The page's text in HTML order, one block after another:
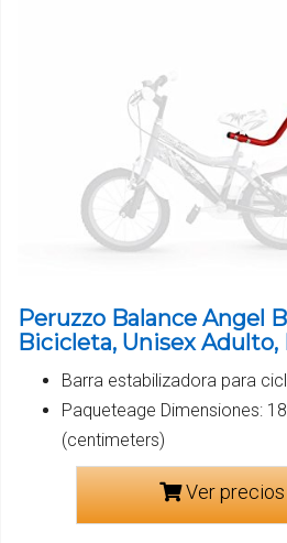
Peruzzo Balance Angel
Bicicleta, Unisex Adulto,
Barra estabilizadora para
Paqueteage Dimensiones:
(centimeters)
Ver